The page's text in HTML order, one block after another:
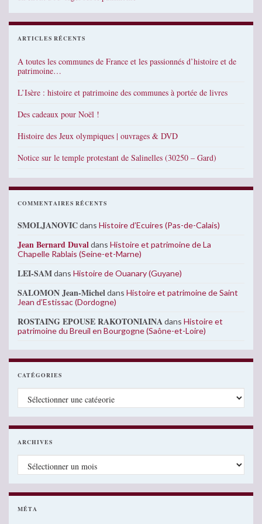
ARTICLES RÉCENTS
A toutes les communes de France et les passionnés d’histoire et de
patrimoine…
L’Isère : histoire et patrimoine des communes à portée de livres
Des cadeaux pour Noël !
Histoire des Jeux olympiques | ouvrages & DVD
Notice sur le temple protestant de Salinelles (30250 – Gard)
COMMENTAIRES RÉCENTS
SMOLJANOVICdans Histoire d’Ecuires (Pas-de-Calais)
Jean Bernard Duvaldans Histoire et patrimoine de La
Chapelle Rablais (Seine-et-Marne)
LEI-SAMdans Histoire de Ouanary (Guyane)
SALOMON Jean-Micheldans Histoire et patrimoine de Saint
Jean d’Estissac (Dordogne)
ROSTAING EPOUSE RAKOTONIAINAdans Histoire et
patrimoine du Breuil en Bourgogne (Saône-et-Loire)
CATÉGORIES
Catégories
ARCHIVES
Archives
MÉTA